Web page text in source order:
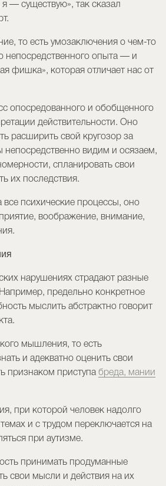
— существую», так сказал
то есть умозаключения о чем-то
непосредственного опыта — и
фишка», которая отличает нас от
опосредованного и обобщенного
действительности. Оно
расширить свой кругозор за
непосредственно видим и осязаем,
спланировать свои
их последствия.
психические процессы, оно
воображение, внимание,
нарушениях страдают разные
предельно конкретное
мыслить абстрактно говорит
мышления, то есть
и адекватно оценить свои
признаком приступа бреда, мании
при которой человек надолго
и с трудом переключается на
при аутизме.
принимать продуманные
свои мысли и действия на их